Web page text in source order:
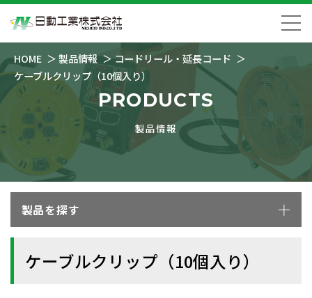
HOME 製品情報
コードリール・延長コード
ケーブルクリップ（10個入り）
PRODUCTS
製品情報
製品を探す
ケーブルクリップ（10個入り）